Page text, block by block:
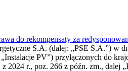
do rekompensaty za
S.A. (dalej: „PSE S.A.”) w
PV”) przyłączonych do
2024 r., poz. 266 z późn. zm., dalej